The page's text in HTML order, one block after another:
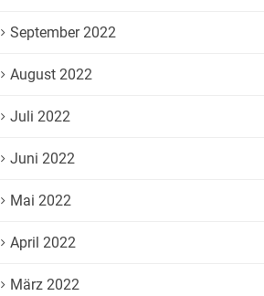
September 2022
August 2022
Juli 2022
Juni 2022
Mai 2022
April 2022
März 2022